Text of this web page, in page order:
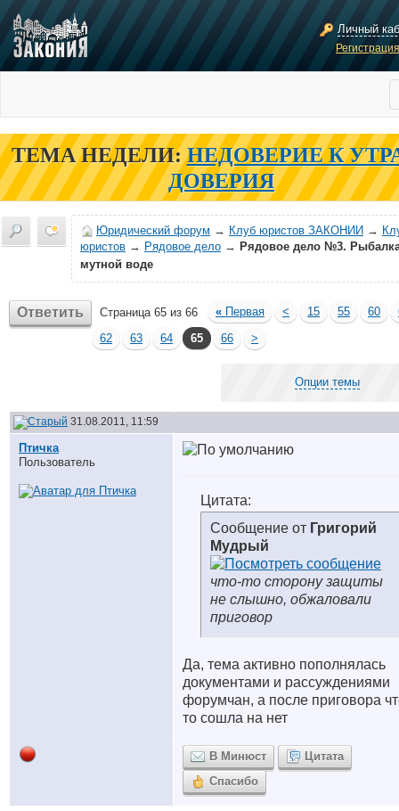
Личный
ТЕМА НЕДЕЛИ: НЕДОВЕРИЕ К
ДОВЕРИЯ
Юридический форум → Клуб юристов ЗАКОНИИ →
юристов → Рядовое дело → Рядовое дело №3.
мутной воде
Ответить Страница 65 из 66 « Первая < 15 55 60
62
63 64 65 66 >
Опции темы
31.08.2011, 11:59
Птичка
Пользователь
Цитата:
Сообщение от Григорий
Мудрый
что-то сторону защиты
не слышно, обжаловали
приговор
Да, тема активно пополнялась
документами и рассуждениями
форумчан, а после приговора
то сошла на нет
В Минюст
Цитата
Спасибо